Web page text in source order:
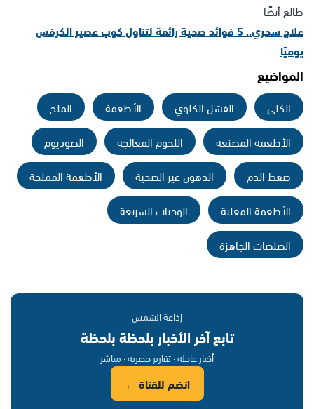
طالع أيضًا
علاج سحري.. 5 فوائد صحية رائعة لتناول كوب عصير الكرفس
يوميًا
المواضيع
الكلى الفشل الكلوي الأطعمة
الملح
الأطعمة المصنعة
اللحوم المعالجة
الصوديوم
ضغط الدم
الدهون غير الصحية
الأطعمة المملحة
الأطعمة المعلبة
الوجبات السريعة
الصلصات الجاهزة
إذاعة الشمس
تابع آخر الأخبار بلحظة بلحظة
أخبار عاجلة · تقارير حصرية · مباشر
انضم للقناة ←